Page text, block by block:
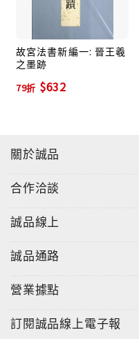
故宮法書新編一: 晉王羲
之墨跡
79折 $632
關於誠品
合作洽談
誠品線上
誠品通路
營業據點
訂閱誠品線上電子報